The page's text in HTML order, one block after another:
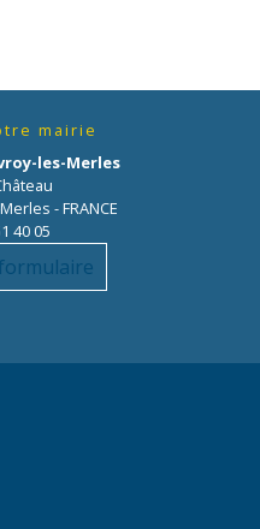
mairie
les-Merles
- FRANCE
40 05